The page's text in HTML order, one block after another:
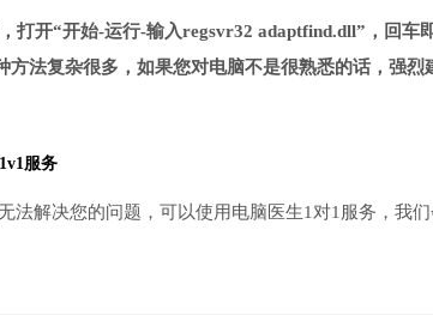
打开“开始-运行-输入regsvr32 adaptfind.dll”，回车
方法复杂很多，如果您对电脑不是很熟悉的话，强
1v1服务
法解决您的问题，可以使用电脑医生1对1服务，我